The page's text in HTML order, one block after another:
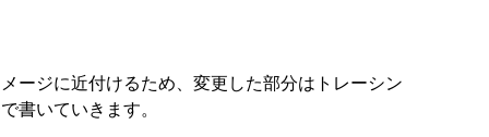
ージに近付けるため、変更した部分はトレーシン
書いていきます。